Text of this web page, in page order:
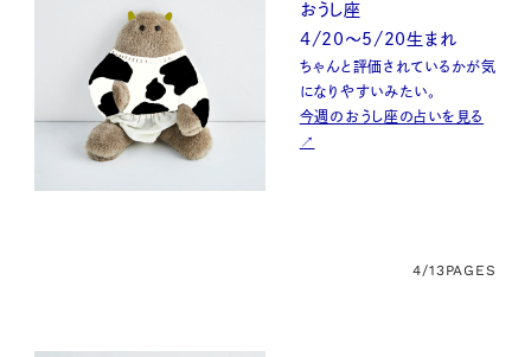
おうし座
4/20～5/20生まれ
ちゃんと評価されているかが気
になりやすいみたい。
今週のおうし座の占いを見る
↗
4/13PAGES